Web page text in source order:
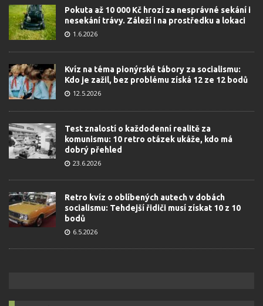
Pokuta až 10 000 Kč hrozí za nesprávné sekání i
nesekání trávy. Záleží i na prostředku a lokaci
1.6.2026
Kvíz na téma pionýrské tábory za socialismu:
Kdo je zažil, bez problému získá 12 ze 12 bodů
12.5.2026
Test znalostí o každodenní realitě za
komunismu: 10 retro otázek ukáže, kdo má
dobrý přehled
23.6.2026
Retro kvíz o oblíbených autech v dobách
socialismu: Tehdejší řidiči musí získat 10 z 10
bodů
6.5.2026